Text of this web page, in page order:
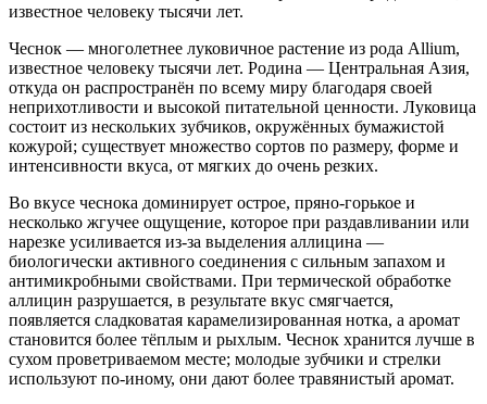
известное человеку тысячи лет.
Чеснок — многолетнее луковичное растение из рода Allium,
известное человеку тысячи лет. Родина — Центральная Азия,
откуда он распространён по всему миру благодаря своей
неприхотливости и высокой питательной ценности. Луковица
состоит из нескольких зубчиков, окружённых бумажистой
кожурой; существует множество сортов по размеру, форме и
интенсивности вкуса, от мягких до очень резких.
Во вкусе чеснока доминирует острое, пряно-горькое и
несколько жгучее ощущение, которое при раздавливании или
нарезке усиливается из-за выделения аллицина —
биологически активного соединения с сильным запахом и
антимикробными свойствами. При термической обработке
аллицин разрушается, в результате вкус смягчается,
появляется сладковатая карамелизированная нотка, а аромат
становится более тёплым и рыхлым. Чеснок хранится лучше в
сухом проветриваемом месте; молодые зубчики и стрелки
используют по-иному, они дают более травянистый аромат.